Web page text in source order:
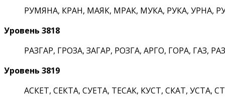
РУМЯНА, КРАН, МАЯК, МРАК, МУКА, РУКА, УРНА,
Уровень 3818
РАЗГАР, ГРОЗА, ЗАГАР, РОЗГА, АРГО, ГОРА, ГАЗ,
Уровень 3819
АСКЕТ, СЕКТА, СУЕТА, ТЕСАК, КУСТ, СКАТ, УСТА,